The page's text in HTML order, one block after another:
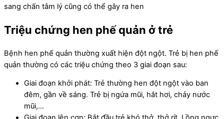
sang chấn tâm lý cũng có thể gây ra hen
Triệu chứng hen phế quản ở trẻ
Bệnh hen phế quản thường xuất hiện đột ngột. Trẻ bị hen phế
quản thường có các triệu chứng theo 3 giai đoạn sau:
Giai đoạn khởi phát: Trẻ thường hen đột ngột vào ban
đêm, gần về sáng. Trẻ bị ngứa mũi, hắt hơi, chảy nước
mũi,…